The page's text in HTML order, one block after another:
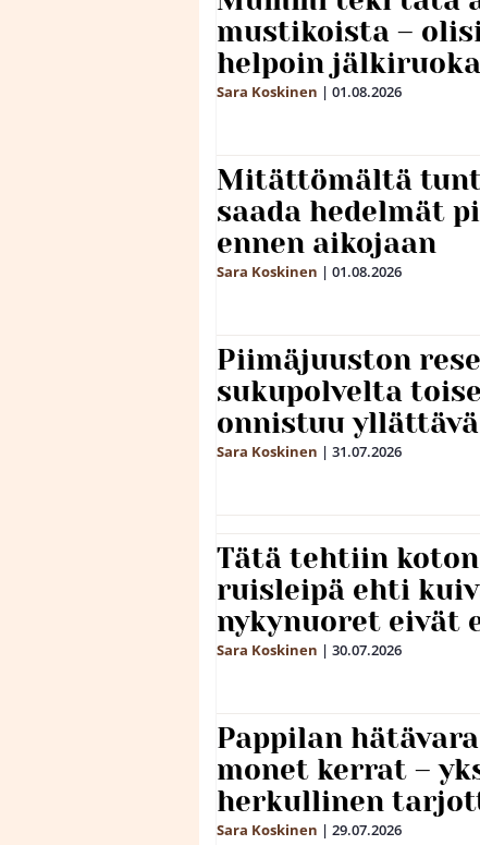
mustikoista –
helpoin
Sara Koskinen | 01.08.2026
Mitättömältä
saada hedelmät
ennen aikojaan
Sara Koskinen | 01.08.2026
Piimäjuuston
sukupolvelta
onnistuu
Sara Koskinen | 31.07.2026
Tätä tehtiin
ruisleipä ehti
nykynuoret eivät
Sara Koskinen | 30.07.2026
Pappilan
monet kerrat –
herkullinen
Sara Koskinen | 29.07.2026